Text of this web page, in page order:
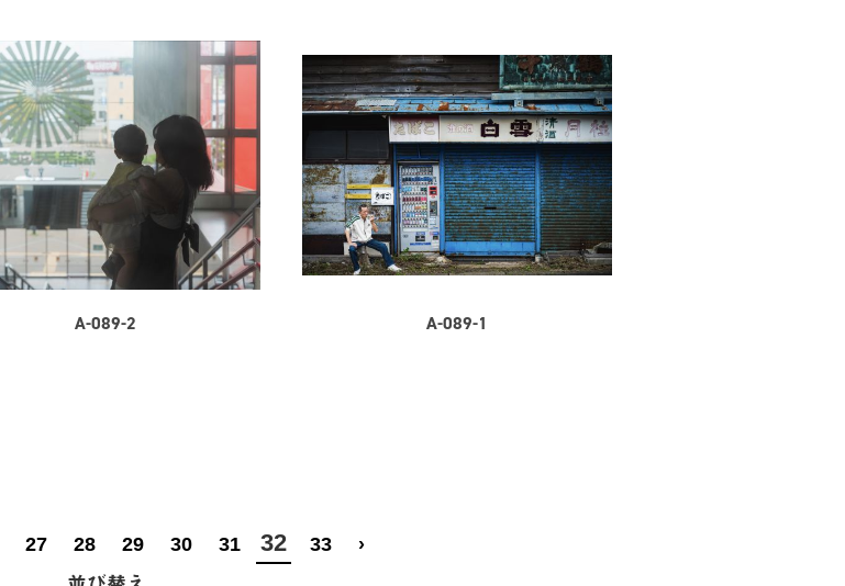
A-089-2 A-089-1
27 28 29 30 31 32 33 ›